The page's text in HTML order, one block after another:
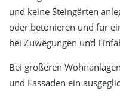
und keine Steingärten
oder betonieren und für
bei Zuwegungen und
Bei größeren
und Fassaden ein